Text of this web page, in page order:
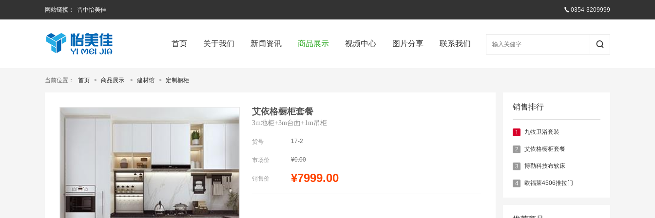
网站链接： 晋中怡美佳 0354-3209999
首页 关于我们 新闻资讯 商品展示 视频中心 图片分享 联系我们
当前位置： 首页 > 商品展示 > 建材馆 > 定制橱柜
艾依格橱柜套餐
3m地柜+3m台面+1m吊柜
货号 17-2
市场价 ¥0.00
销售价 ¥7999.00
销售排行
1 九牧卫浴套装
2 艾依格橱柜套餐
3 博勒科技布软床
4 欧福莱4506推拉门